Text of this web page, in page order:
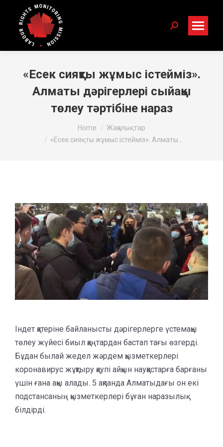
Search:
«Есек сияқты жұмыс істейміз».
Алматы дәрігерлері сыйақы
төлеу тәртібіне нараз
Home
Жаңалықтар
«Есек сияқты жұмыс істейміз». Алматы…
Індет қатеріне байланысты дәрігерлерге үстемақы
төлеу жүйесі биыл қаңтардан бастап тағы өзгерді.
Бұдан былай жедел жәрдем қызметкерлері
коронавирус жұқтыру қаупі айқын науқастарға барғаны
үшін ғана ақы алады. 5 ақпанда Алматыдағы он екі
подстансаның қызметкерлері бұған наразылық
білдірді.